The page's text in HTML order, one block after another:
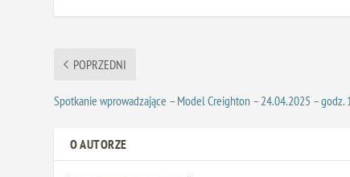
POPRZEDNI
Spotkanie wprowadzające – Model Creighton – 24.04.2025 – godz.
O AUTORZE